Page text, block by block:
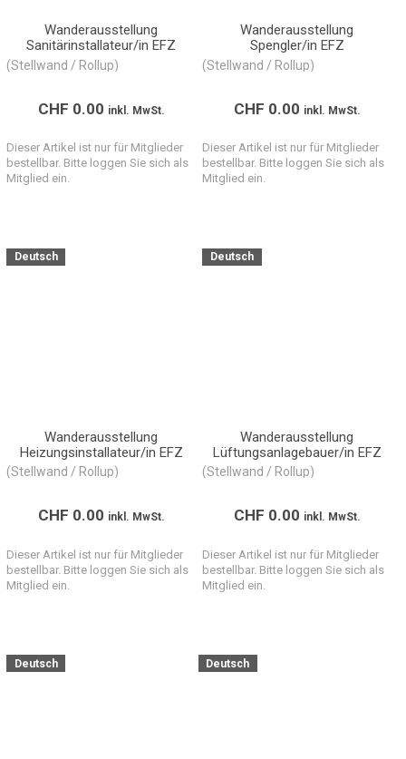
Wanderausstellung
Sanitärinstallateur/in EFZ
(Stellwand / Rollup)
CHF 0.00 inkl. MwSt.
Dieser Artikel ist nur für Mitglieder
bestellbar. Bitte loggen Sie sich als
Mitglied ein.
Wanderausstellung
Spengler/in EFZ
(Stellwand / Rollup)
CHF 0.00 inkl. MwSt.
Dieser Artikel ist nur für Mitglieder
bestellbar. Bitte loggen Sie sich als
Mitglied ein.
Deutsch
Wanderausstellung
Heizungsinstallateur/in EFZ
(Stellwand / Rollup)
CHF 0.00 inkl. MwSt.
Dieser Artikel ist nur für Mitglieder
bestellbar. Bitte loggen Sie sich als
Mitglied ein.
Deutsch
Wanderausstellung
Lüftungsanlagebauer/in EFZ
(Stellwand / Rollup)
CHF 0.00 inkl. MwSt.
Dieser Artikel ist nur für Mitglieder
bestellbar. Bitte loggen Sie sich als
Mitglied ein.
Deutsch Deutsch